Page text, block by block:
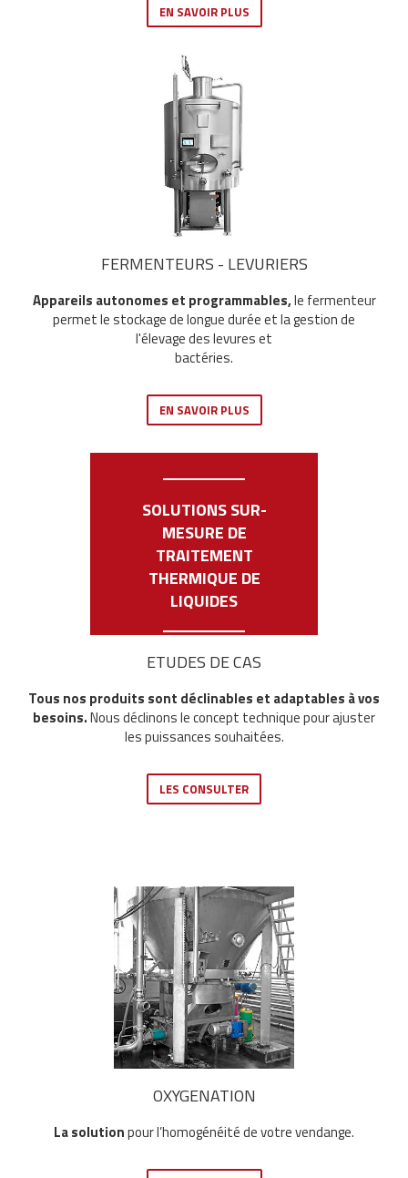
EN SAVOIR PLUS
FERMENTEURS - LEVURIERS
Appareils autonomes et programmables,le fermenteur
permet le stockage de longue durée et la gestion de
l'élevage des levures et
bactéries.
EN SAVOIR PLUS
SOLUTIONS SUR-
MESURE DE
TRAITEMENT
THERMIQUE DE
LIQUIDES
ETUDES DE CAS
Tous nos produits sont déclinables et adaptables à vos
besoins.Nous déclinons le concept technique pour ajuster
les puissances souhaitées.
LES CONSULTER
OXYGENATION
La solutionpour l’homogénéité de votre vendange.